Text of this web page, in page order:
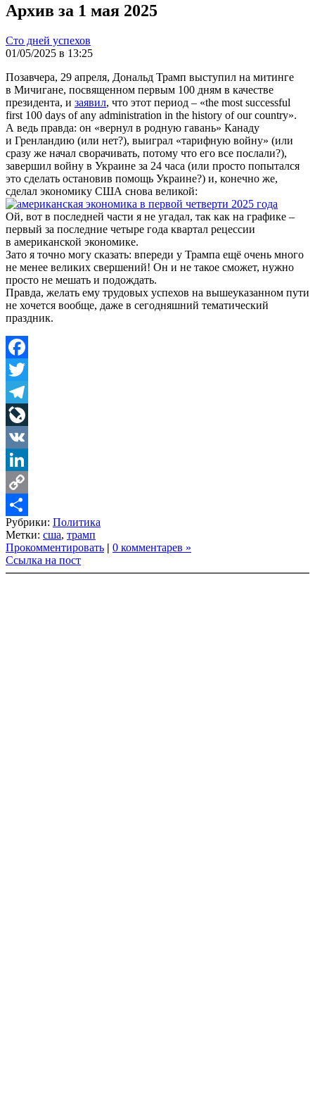
Архив за 1 мая 2025
Сто дней успехов
01/05/2025 в 13:25
Позавчера, 29 апреля, Дональд Трамп выступил на митинге
в Мичигане, посвященном первым 100 дням в качестве
президента, и заявил, что этот период – «the most successful
first 100 days of any administration in the history of our country».
А ведь правда: он «вернул в родную гавань» Канаду
и Гренландию (или нет?), выиграл «тарифную войну» (или
сразу же начал сворачивать, потому что его все послали?),
завершил войну в Украине за 24 часа (или просто попытался
это сделать остановив помощь Украине?) и, конечно же,
сделал экономику США снова великой:
Ой, вот в последней части я не угадал, так как на графике –
первый за последние четыре года квартал рецессии
в американской экономике.
Зато я точно могу сказать: впереди у Трампа ещё очень много
не менее великих свершений! Он и не такое сможет, нужно
просто не мешать и подождать.
Правда, желать ему трудовых успехов на вышеуказанном пути
не хочется вообще, даже в сегодняшний тематический
праздник.
Facebook
Twitter
Telegram
LiveJournal
VK
LinkedIn
Copy
Link
Share
Рубрики: Политика
Метки: сша, трамп
Прокомментировать | 0 комментарев »
Ссылка на пост